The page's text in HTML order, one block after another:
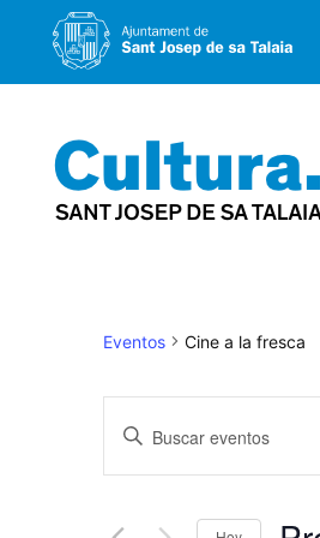
al
contenido
Eventos Cine a la fresca
Introduce
la
palabra